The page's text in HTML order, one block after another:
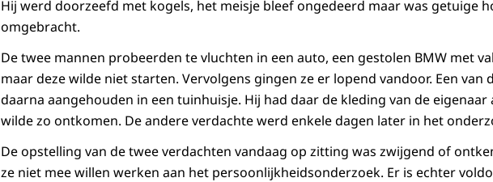
Hij werd doorzeefd met kogels, het meisje bleef ongedeerd maar was getuige
omgebracht.
De twee mannen probeerden te vluchten in een auto, een gestolen BMW met
maar deze wilde niet starten. Vervolgens gingen ze er lopend vandoor. Een van
daarna aangehouden in een tuinhuisje. Hij had daar de kleding van de
wilde zo ontkomen. De andere verdachte werd enkele dagen later in het
De opstelling van de twee verdachten vandaag op zitting was zwijgend of
ze niet mee willen werken aan het persoonlijkheidsonderzoek. Er is echter